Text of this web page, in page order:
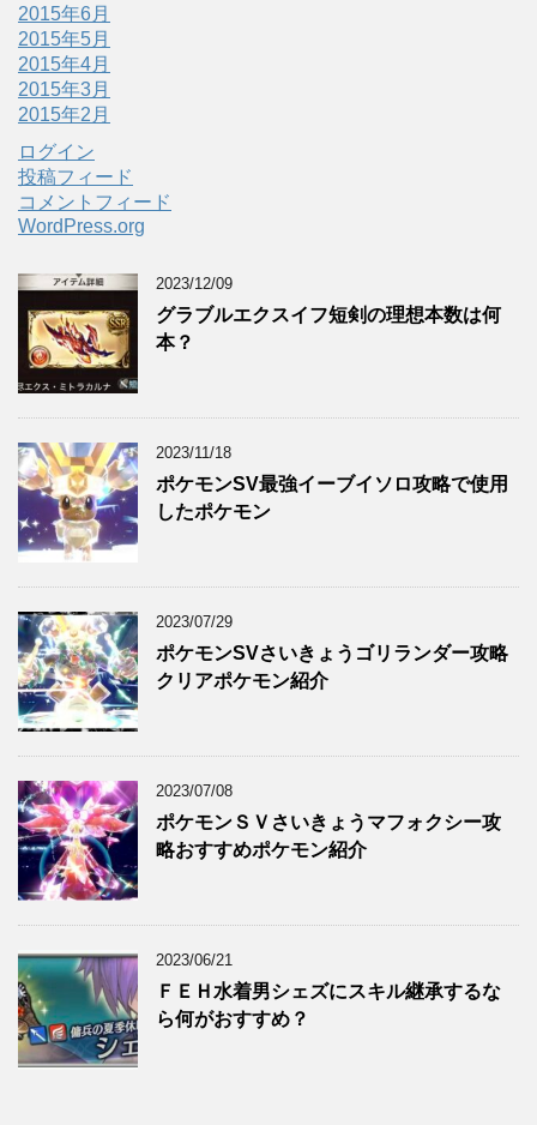
2015年6月
2015年5月
2015年4月
2015年3月
2015年2月
ログイン
投稿フィード
コメントフィード
WordPress.org
2023/12/09
グラブルエクスイフ短剣の理想本数は何
本？
2023/11/18
ポケモンSV最強イーブイソロ攻略で使用
したポケモン
2023/07/29
ポケモンSVさいきょうゴリランダー攻略
クリアポケモン紹介
2023/07/08
ポケモンＳＶさいきょうマフォクシー攻
略おすすめポケモン紹介
2023/06/21
ＦＥＨ水着男シェズにスキル継承するな
ら何がおすすめ？